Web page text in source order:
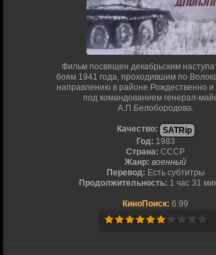
Фильм посвящен декабрьским
боям 1941 года, проходившим по
направлению в районе Рождественно и
под командованием генерал-
А.П.Белобородова.
Качество: SATRip
Год: 1983
Страна: СССР
Жанр: военный
Перевод: Есть субтитры
Продолжительность: 1 час 31
КиноПоиск: 6.99